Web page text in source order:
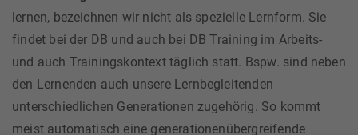
lernen, bezeichnen wir nicht als spezielle Lernform. Sie
findet bei der DB und auch bei DB Training im Arbeits-
und auch Trainingskontext täglich statt. Bspw. sind neben
den Lernenden auch unsere Lernbegleitenden
unterschiedlichen Generationen zugehörig. So kommt
meist automatisch eine generationenübergreifende